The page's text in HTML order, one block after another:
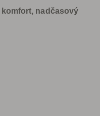
komfort, nadčasový